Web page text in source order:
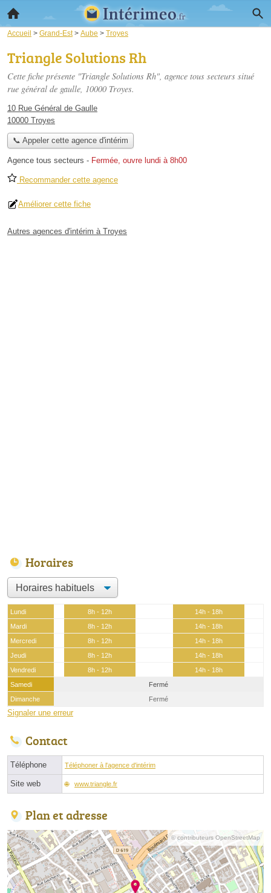
Accueil > Grand-Est> Aube > Troyes
Triangle Solutions Rh
Cette fiche présente "Triangle Solutions Rh", agence tous secteurs situé
rue général de gaulle, 10000 Troyes.
10 Rue Général de Gaulle
10000 Troyes
📞 Appeler cette agence d'intérim
Agence tous secteurs - Fermée, ouvre lundi à 8h00
Recommander cette agence
Améliorer cette fiche
Autres agences d'intérim à Troyes
Horaires
Lundi 8h - 12h
14h - 18h
Mardi
8h - 12h
14h - 18h
Mercredi
8h - 12h
14h - 18h
Jeudi
8h - 12h
14h - 18h
Vendredi
8h - 12h
14h - 18h
Samedi
Fermé
Dimanche
Fermé
Signaler une erreur
Contact
Téléphone Téléphoner à l'agence d'intérim
Site web www.triangle.fr
Plan et adresse
© contributeurs OpenStreetMap